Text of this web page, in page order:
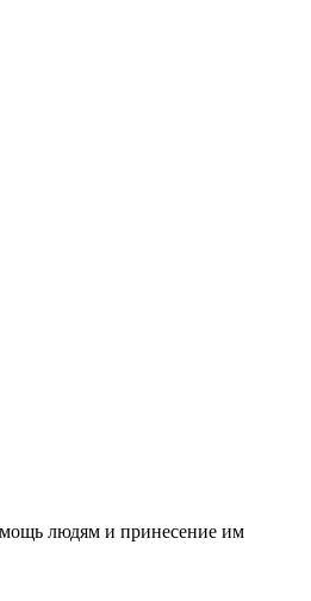
людям и принесение им